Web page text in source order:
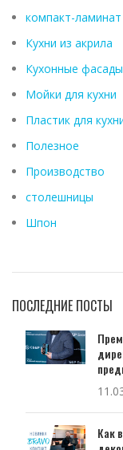
компакт-ламинат
Кухни из акрила
Кухонные фасады
Мойки для кухни
Пластик для
Полезное
Производство
столешницы
Шпон
ПОСЛЕДНИЕ ПОСТЫ
Как